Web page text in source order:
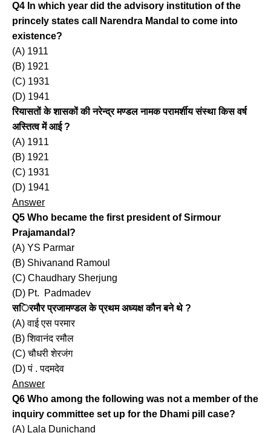
Q4 In which year did the advisory institution of the
princely states call Narendra Mandal to come into
existence?
(A) 1911
(B) 1921
(C) 1931
(D) 1941
रियासतों के शासकों की नरेन्द्र मण्डल नामक परामर्शीय संस्था किस वर्ष
अस्तित्व में आई ?
(A) 1911
(B) 1921
(C) 1931
(D) 1941
Answer
Q5 Who became the first president of Sirmour
Prajamandal?
(A) YS Parmar
(B) Shivanand Ramoul
(C) Chaudhary Sherjung
(D) Pt. Padmadev
सिरमौर प्रजामण्डल के प्रथम अध्यक्ष कौन बने थे ?
(A) वाई एस परमार
(B) शिवानंद रमौल
(C) चौधरी शेरजंग
(D) पं . पदमदेव
Answer
Q6 Who among the following was not a member of the
inquiry committee set up for the Dhami pill case?
(A) Lala Dunichand